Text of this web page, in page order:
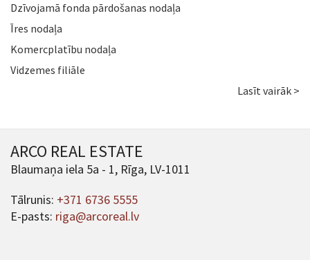
Dzīvojamā fonda pārdošanas nodaļa
Īres nodaļa
Komercplatību nodaļa
Vidzemes filiāle
Lasīt vairāk >
ARCO REAL ESTATE
Blaumaņa iela 5a - 1, Rīga, LV-1011
Tālrunis: +371 6736 5555
E-pasts: riga@arcoreal.lv